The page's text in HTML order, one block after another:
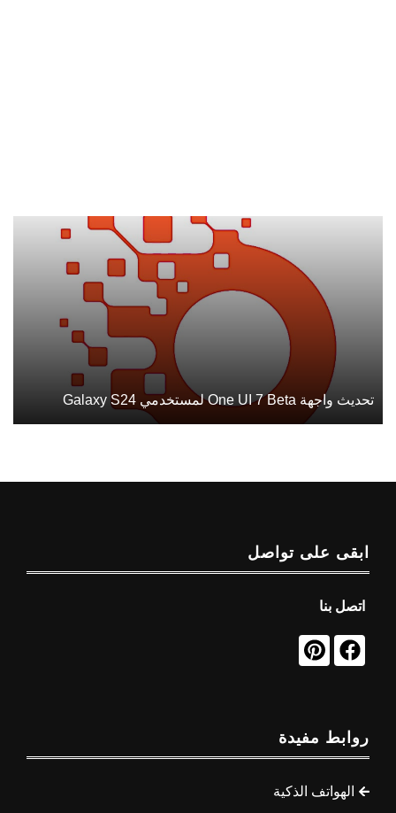
تحديث واجهة One UI 7 Beta لمستخدمي Galaxy S24
ابقى على تواصل
اتصل بنا
روابط مفيدة
الهواتف الذكية